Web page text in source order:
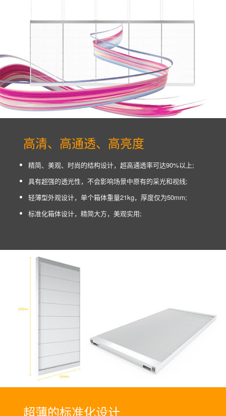
高清、高通透、高亮度
精简、美观、时尚的结构设计，超高通透率可达90%以上;
具有超强的透光性，不会影响场景中原有的采光和视线;
轻薄型外观设计，单个箱体重量21kg，厚度仅为50mm;
标准化箱体设计，精简大方，美观实用;
超薄的标准化设计